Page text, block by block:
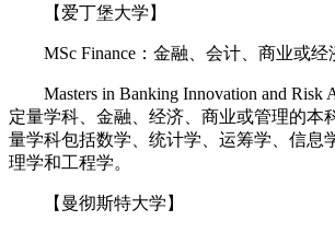
【爱丁堡大学】
MSc Finance：金融、会计、商业或经
Masters in Banking Innovation and Risk
定量学科、金融、经济、商业或管理的本
量学科包括数学、统计学、运筹学、信息
理学和工程学。
【曼彻斯特大学】